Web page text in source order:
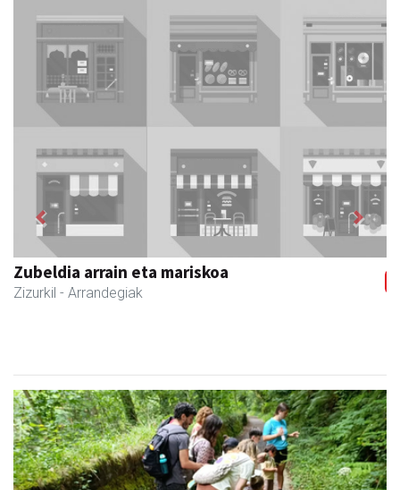
Zubeldia arrain eta mariskoa
Zizurkil - Arrandegiak
Previous Next